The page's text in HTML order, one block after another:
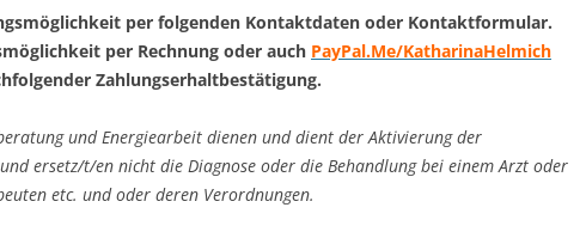
per folgenden Kontaktdaten oder Kontaktformular.
per Rechnung oder auch PayPal.Me/KatharinaHelmich
Zahlungserhaltbestätigung.
und Energiearbeit dienen und dient der Aktivierung der
ersetz/t/en nicht die Diagnose oder die Behandlung bei einem Arzt oder
etc. und oder deren Verordnungen.